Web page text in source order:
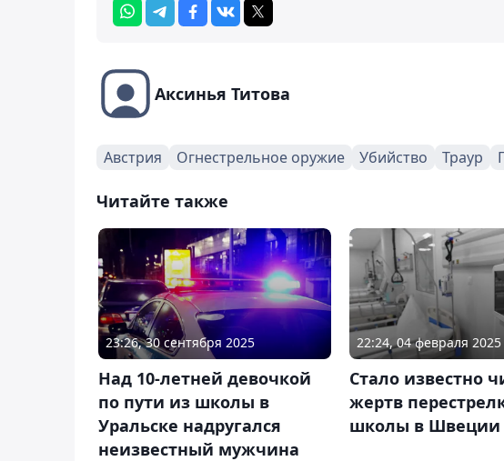
Аксинья Титова
Австрия Огнестрельное оружие Убийство Траур
Читайте также
23:26, 30 сентября 2025
Над 10-летней девочкой
по пути из школы в
Уральске надругался
неизвестный мужчина
22:24, 04 февраля 2025
Стало известно
жертв
школы в Швеции